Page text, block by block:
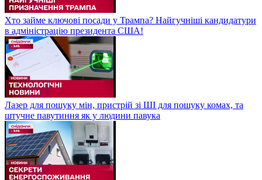
Хто займе ключові посади у Трампа? Найгучніші кандидатури
в адміністрацію президента США!
Лазер для пошуку мін, пристрій зі ШІ для пошуку комах, та
штучне павутиння як у людини павука